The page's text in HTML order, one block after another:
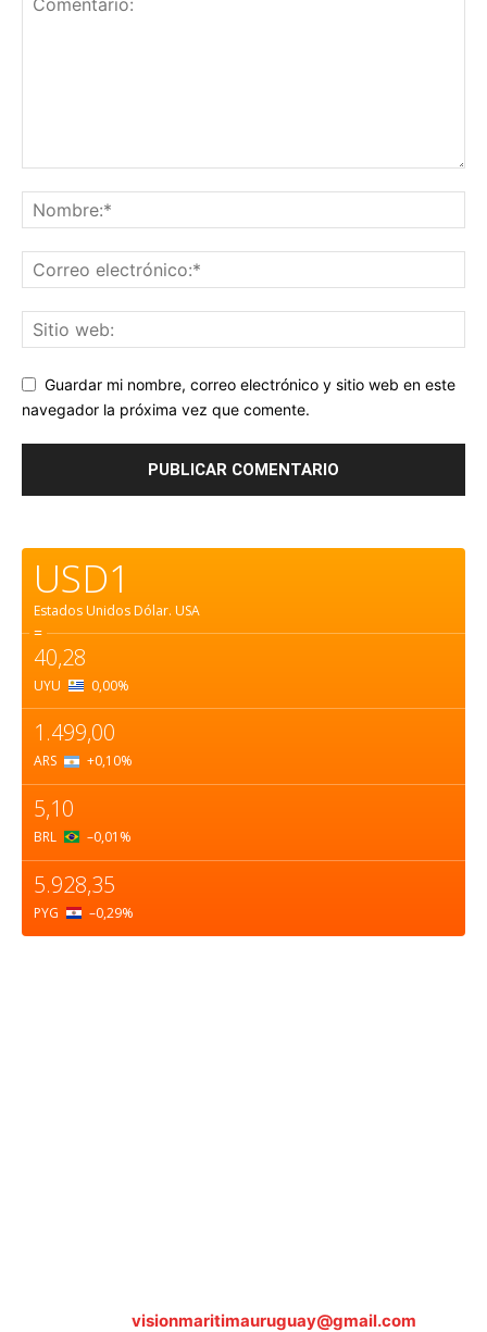
Guardar mi nombre, correo electrónico y sitio web en este
navegador la próxima vez que comente.
USD1
Estados Unidos Dólar. USA
=
40,28
UYU 0,00%
1.499,00
ARS +0,10%
5,10
BRL –0,01 %
5.928,35
PYG –0,29%
visionmaritimauruguay@gmail.com